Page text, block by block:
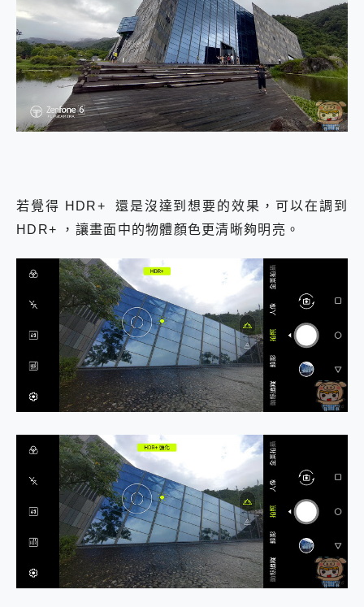
若覺得 HDR+ 還是沒達到想要的效果，可以在調到
HDR+ ，讓畫面中的物體顏色更清晰夠明亮。